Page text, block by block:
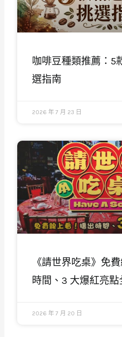
咖啡豆種類推薦：5
選指南
2026 年 7 月 23 日
《請世界吃桌》免
時間、3 大爆紅亮點
2026 年 7 月 20 日